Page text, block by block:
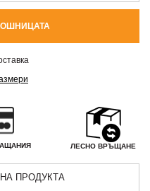
ЛЕСНО ВРЪЩАНЕ
ПРОДУКТА